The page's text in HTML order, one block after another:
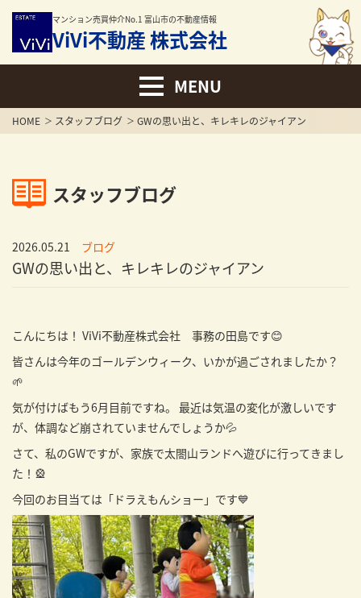
マンション売買仲介No.1 富山市の不動産情報
ViVi不動産 株式会社
HOME スタッフブログ GWの思い出と、キレキレのジャイアン
スタッフブログ
2026.05.21 ブログ
GWの思い出と、キレキレのジャイアン
こんにちは！ ViVi不動産株式会社 事務の田島です😊
皆さんは今年のゴールデンウィーク、いかが過ごされましたか？
🌱
気が付けばもう6月目前ですね。 最近は気温の変化が激しいです
が、体調など崩されていませんでしょうか💦
さて、私のGWですが、家族で太閤山ランドへ遊びに行ってきまし
た！🎡
今回のお目当ては「ドラえもんショー」です💙